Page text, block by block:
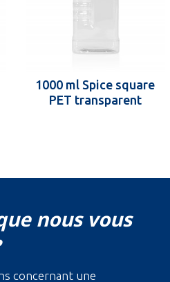
1000 ml Spice square
PET transparent
nous vous
concernant une